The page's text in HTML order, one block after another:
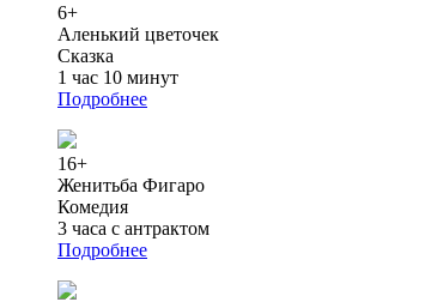
6+
Аленький цветочек
Сказка
1 час 10 минут
Подробнее
16+
Женитьба Фигаро
Комедия
3 часа с антрактом
Подробнее